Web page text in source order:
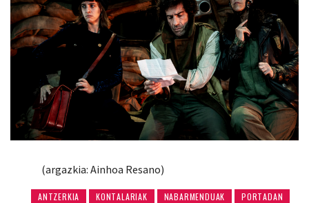
(argazkia: Ainhoa Resano)
ANTZERKIA KONTALARIAK NABARMENDUAK PORTADAN